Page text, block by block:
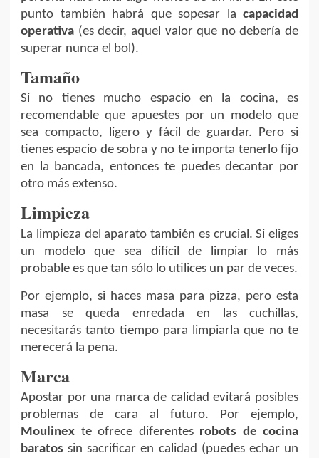
punto también habrá que sopesar la capacidad
operativa (es decir, aquel valor que no debería de
superar nunca el bol).
Tamaño
Si no tienes mucho espacio en la cocina, es
recomendable que apuestes por un modelo que
sea compacto, ligero y fácil de guardar. Pero si
tienes espacio de sobra y no te importa tenerlo fijo
en la bancada, entonces te puedes decantar por
otro más extenso.
Limpieza
La limpieza del aparato también es crucial. Si eliges
un modelo que sea difícil de limpiar lo más
probable es que tan sólo lo utilices un par de veces.
Por ejemplo, si haces masa para pizza, pero esta
masa se queda enredada en las cuchillas,
necesitarás tanto tiempo para limpiarla que no te
merecerá la pena.
Marca
Apostar por una marca de calidad evitará posibles
problemas de cara al futuro. Por ejemplo,
Moulinex te ofrece diferentes robots de cocina
baratos sin sacrificar en calidad (puedes echar un